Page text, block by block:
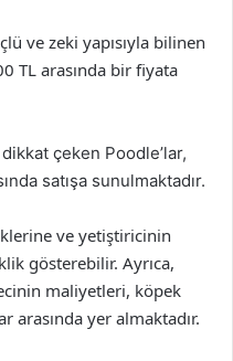
ve zeki yapısıyla bilinen
TL arasında bir fiyata
çeken Poodle’lar,
satışa sunulmaktadır.
ve yetiştiricinin
gösterebilir. Ayrıca,
maliyetleri, köpek
arasında yer almaktadır.